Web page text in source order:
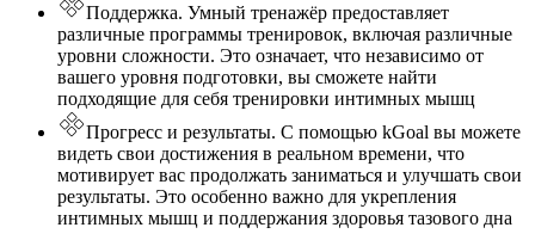
Поддержка. Умный тренажёр предоставляет
различные программы тренировок, включая различные
уровни сложности. Это означает, что независимо от
вашего уровня подготовки, вы сможете найти
подходящие для себя тренировки интимных мышц
Прогресс и результаты. С помощью kGoal вы можете
видеть свои достижения в реальном времени, что
мотивирует вас продолжать заниматься и улучшать свои
результаты. Это особенно важно для укрепления
интимных мышц и поддержания здоровья тазового дна